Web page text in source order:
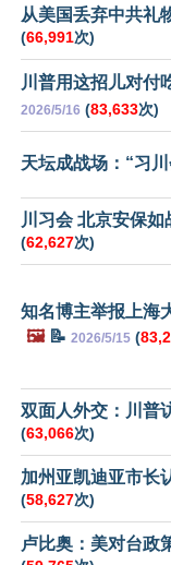
从美国丢弃中共礼
(66,991次)
川普用这招儿对付
2026/5/16 (83,633次)
天坛成战场：“习
川习会 北京安保
(62,627次)
知名博主举报上海
🖼️📝 2026/5/15 (
双面人外交：川普
(63,066次)
加州亚凯迪亚市
(58,627次)
卢比奥：美对台政